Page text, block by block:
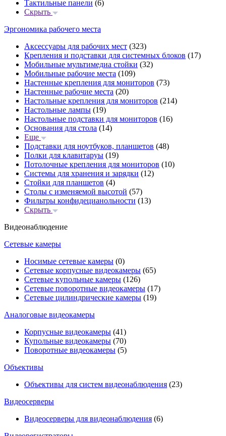
Тактильные панели (6)
Скрыть
Эргономика рабочего места
Аксессуары для рабочих мест (323)
Крепления и подставки для системных блоков (17)
Мобильные мультимедиа стойки (32)
Мобильные рабочие места (109)
Настенные крепления для мониторов (73)
Настенные рабочие места (20)
Настольные крепления для мониторов (214)
Настольные лампы (19)
Настольные подставки для мониторов (16)
Основания для стола (14)
Еще
Подставки для ноутбуков, планшетов (48)
Полки для клавитаруы (19)
Потолочные крепления для мониторов (10)
Системы для хранения и зарядки (12)
Стойки для планшетов (4)
Столы с изменяемой высотой (57)
Фильтры конфидецианольности (13)
Скрыть
Видеонаблюдение
Сетевые камеры
Носимые сетевые камеры (0)
Сетевые корпусные видеокамеры (65)
Сетевые купольные камеры (126)
Сетевые поворотные видеокамеры (17)
Сетевые цилиндрические камеры (19)
Аналоговые видеокамеры
Корпусные видеокамеры (41)
Купольные видеокамеры (70)
Поворотные видеокамеры (5)
Объективы
Объективы для систем видеонаблюдения (23)
Видеосерверы
Видеосерверы для видеонаблюдения (6)